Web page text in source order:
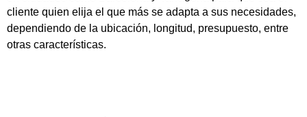
cliente quien elija el que más se adapta a sus necesidades,
dependiendo de la ubicación, longitud, presupuesto, entre
otras características.